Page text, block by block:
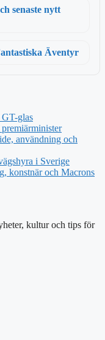
senaste nytt
Äventyr
glas
användning och
i Sverige
konstnär och Macrons
kultur och tips för